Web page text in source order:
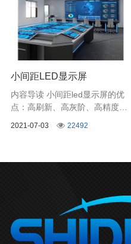
小间距LED显示屏
内容导读 小间距led显示屏的优
点：高刷新、高灰阶、高精度、
2021-07-03 22492